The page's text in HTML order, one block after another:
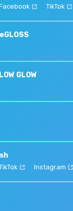
TikTok
GLOW
Instagram